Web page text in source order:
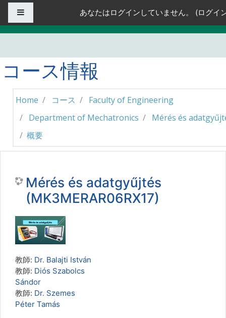
メインコンテンツへスキップする
あなたはログインしていません。 (ログイ
コース情報
Home コース
Faculty of Engineering
Department of Mechatronics
Mérés és
概要
Mérés és adatgyűjtés
(MK3MERAR06RX17)
教師: Dr. Balajti István
教師: Diós Szabolcs
Sándor
教師: Dr. Szemes
Péter Tamás